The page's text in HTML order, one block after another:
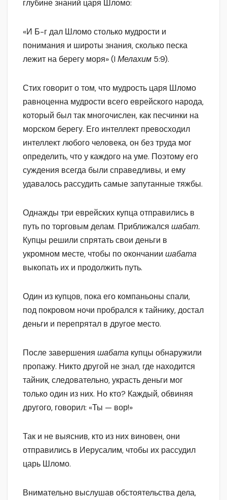
глубине знаний царя Шломо:
«И Б-г дал Шломо столько мудрости и
понимания и широты знания, сколько песка
лежит на берегу моря» (I Мелахим 5:9).
Стих говорит о том, что мудрость царя Шломо
равноценна мудрости всего еврейского народа,
который был так многочислен, как песчинки на
морском берегу. Его интеллект превосходил
интеллект любого человека, он без труда мог
определить, что у каждого на уме. Поэтому его
суждения всегда были справедливы, и ему
удавалось рассудить самые запутанные тяжбы.
Однажды три еврейских купца отправились в
путь по торговым делам. Приближался шабат.
Купцы решили спрятать свои деньги в
укромном месте, чтобы по окончании шабата
выкопать их и продолжить путь.
Один из купцов, пока его компаньоны спали,
под покровом ночи пробрался к тайнику, достал
деньги и перепрятал в другое место.
После завершения шабата купцы обнаружили
пропажу. Никто другой не знал, где находится
тайник, следовательно, украсть деньги мог
только один из них. Но кто? Каждый, обвиняя
другого, говорил: «Ты — вор!»
Так и не выяснив, кто из них виновен, они
отправились в Иерусалим, чтобы их рассудил
царь Шломо.
Внимательно выслушав обстоятельства дела,